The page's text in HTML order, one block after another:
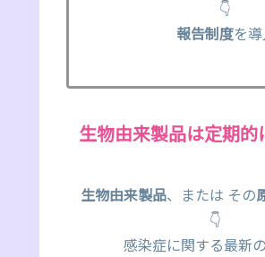
👇
報告制度を
生物由来製品は定期的
生物由来製品、または その
👇
感染症に関する最新の